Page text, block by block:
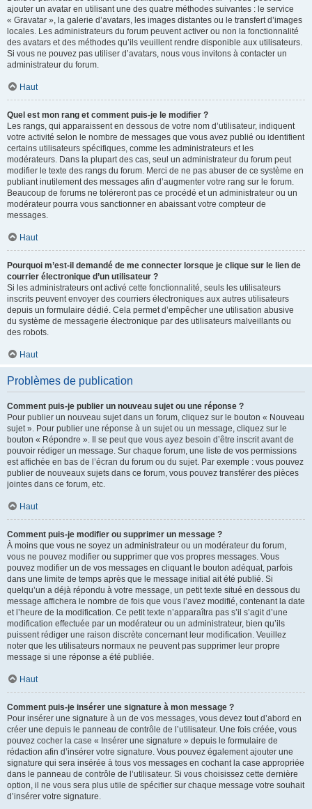
ajouter un avatar en utilisant une des quatre méthodes suivantes : le service
« Gravatar », la galerie d’avatars, les images distantes ou le transfert d’images
locales. Les administrateurs du forum peuvent activer ou non la fonctionnalité
des avatars et des méthodes qu’ils veuillent rendre disponible aux utilisateurs.
Si vous ne pouvez pas utiliser d’avatars, nous vous invitons à contacter un
administrateur du forum.
Haut
Quel est mon rang et comment puis-je le modifier ?
Les rangs, qui apparaissent en dessous de votre nom d’utilisateur, indiquent
votre activité selon le nombre de messages que vous avez publié ou identifient
certains utilisateurs spécifiques, comme les administrateurs et les
modérateurs. Dans la plupart des cas, seul un administrateur du forum peut
modifier le texte des rangs du forum. Merci de ne pas abuser de ce système en
publiant inutilement des messages afin d’augmenter votre rang sur le forum.
Beaucoup de forums ne toléreront pas ce procédé et un administrateur ou un
modérateur pourra vous sanctionner en abaissant votre compteur de
messages.
Haut
Pourquoi m’est-il demandé de me connecter lorsque je clique sur le lien de
courrier électronique d’un utilisateur ?
Si les administrateurs ont activé cette fonctionnalité, seuls les utilisateurs
inscrits peuvent envoyer des courriers électroniques aux autres utilisateurs
depuis un formulaire dédié. Cela permet d’empêcher une utilisation abusive
du système de messagerie électronique par des utilisateurs malveillants ou
des robots.
Haut
Problèmes de publication
Comment puis-je publier un nouveau sujet ou une réponse ?
Pour publier un nouveau sujet dans un forum, cliquez sur le bouton « Nouveau
sujet ». Pour publier une réponse à un sujet ou un message, cliquez sur le
bouton « Répondre ». Il se peut que vous ayez besoin d’être inscrit avant de
pouvoir rédiger un message. Sur chaque forum, une liste de vos permissions
est affichée en bas de l’écran du forum ou du sujet. Par exemple : vous pouvez
publier de nouveaux sujets dans ce forum, vous pouvez transférer des pièces
jointes dans ce forum, etc.
Haut
Comment puis-je modifier ou supprimer un message ?
À moins que vous ne soyez un administrateur ou un modérateur du forum,
vous ne pouvez modifier ou supprimer que vos propres messages. Vous
pouvez modifier un de vos messages en cliquant le bouton adéquat, parfois
dans une limite de temps après que le message initial ait été publié. Si
quelqu’un a déjà répondu à votre message, un petit texte situé en dessous du
message affichera le nombre de fois que vous l’avez modifié, contenant la date
et l’heure de la modification. Ce petit texte n’apparaîtra pas s’il s’agit d’une
modification effectuée par un modérateur ou un administrateur, bien qu’ils
puissent rédiger une raison discrète concernant leur modification. Veuillez
noter que les utilisateurs normaux ne peuvent pas supprimer leur propre
message si une réponse a été publiée.
Haut
Comment puis-je insérer une signature à mon message ?
Pour insérer une signature à un de vos messages, vous devez tout d’abord en
créer une depuis le panneau de contrôle de l’utilisateur. Une fois créée, vous
pouvez cocher la case « Insérer une signature » depuis le formulaire de
rédaction afin d’insérer votre signature. Vous pouvez également ajouter une
signature qui sera insérée à tous vos messages en cochant la case appropriée
dans le panneau de contrôle de l’utilisateur. Si vous choisissez cette dernière
option, il ne vous sera plus utile de spécifier sur chaque message votre souhait
d’insérer votre signature.